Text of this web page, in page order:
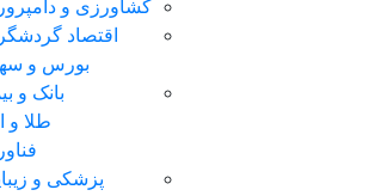
کشاورزی و
اقتصاد
بورس و
بانک و
طلا و
پزشکی و